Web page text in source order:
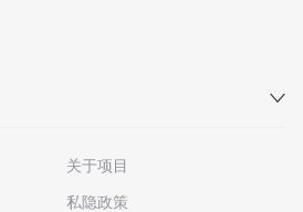
关于项目
私隐政策